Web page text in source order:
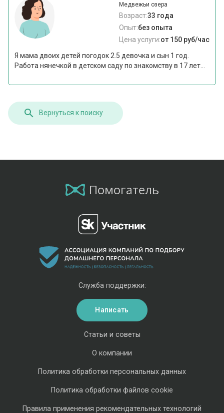
Медвежьи озера
Возраст:33 года
Опыт:без опыта
Цена услуги:от 150 руб/час
Я мама двоих детей погодок 2.5 девочка и сын 1 год.
Работа нянечкой в детском саду по знакомству в 17 лет...
Вернуться к поиску
Помогатель
Статьи и советы
О компании
Политика обработки персональных данных
Политика обработки файлов cookie
Правила применения рекомендательных технологий
Служба поддержки:
Написать